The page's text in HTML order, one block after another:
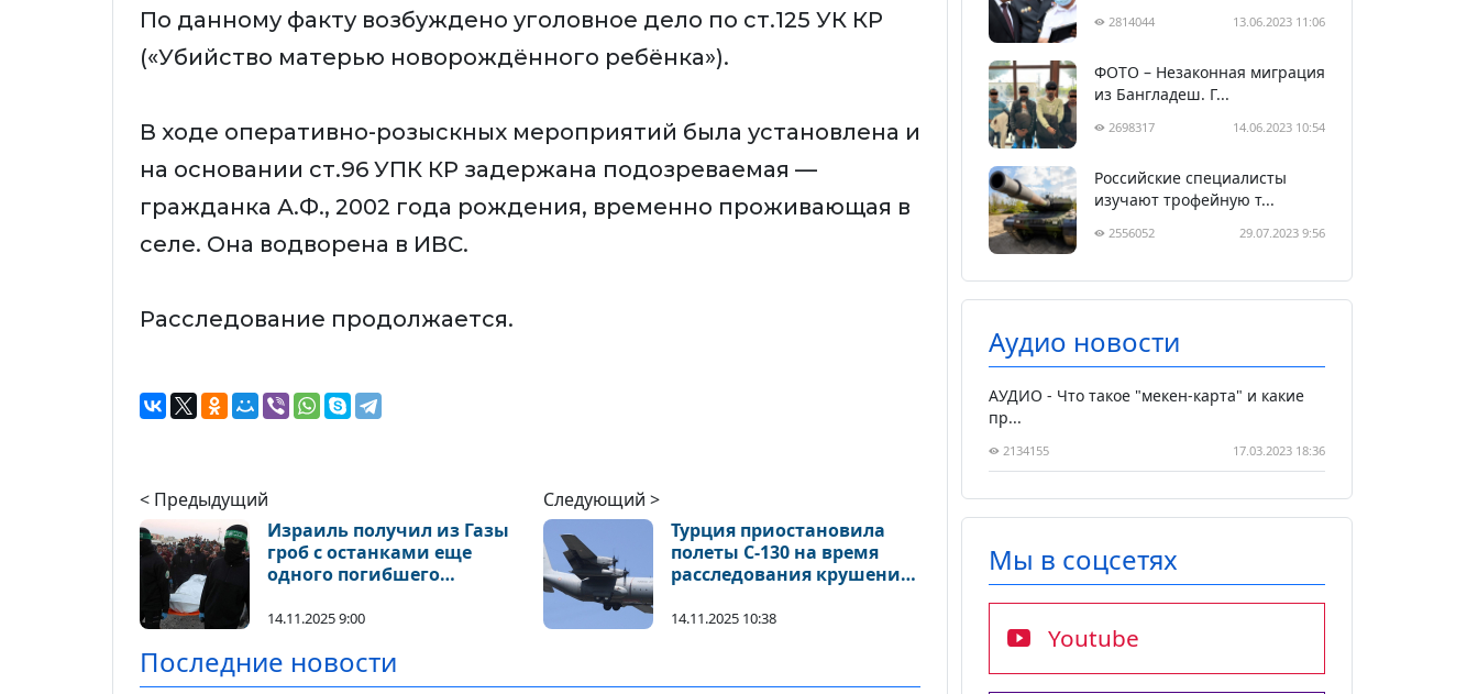
По данному факту возбуждено уголовное дело по ст.125 УК КР
(«Убийство матерью новорождённого ребёнка»).
В ходе оперативно-розыскных мероприятий была установлена и
на основании ст.96 УПК КР задержана подозреваемая —
гражданка А.Ф., 2002 года рождения, временно проживающая в
селе. Она водворена в ИВС.
Расследование продолжается.
< Предыдущий
Израиль получил из Газы
гроб с останками еще
одного погибшего
14.11.2025 9:00
Следующий >
Турция приостановила
полеты C-130 на время
расследования крушения
14.11.2025 10:38
Последние новости
2814044 13.06.2023 11:06
ФОТО – Незаконная миграция
из Бангладеш. Г...
2698317 14.06.2023 10:54
Российские специалисты
изучают трофейную т...
2556052 29.07.2023 9:56
Аудио новости
АУДИО - Что такое "мекен-карта" и какие
пр...
2134155 17.03.2023 18:36
Мы в соцсетях
Youtube